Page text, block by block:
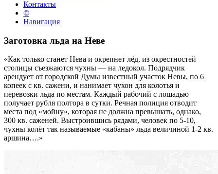
Контакты
©
Навигация
Заготовка льда на Неве
«Как только станет Нева и окрепнет лёд, из окрестностей
столицы съезжаются чухны — на ледокол. Подрядчик
арендует от городской Думы известный участок Невы, по 6
копеек с кв. сажени, и нанимает чухон для колотья и
перевозки льда по местам. Каждый рабочий с лошадью
получает рубля полтора в сутки. Речная полиция отводит
места под «мойну», которая не должна превышать, однако,
300 кв. саженей. Выстроившись рядами, человек по 5-10,
чухны колёт так называемые «кабаны» льда величиной 1-2 кв.
аршина….»